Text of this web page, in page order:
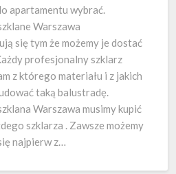
apartamentu wybrać.
Warszawa
się tym że możemy je dostać
profesjonalny szklarz
z którego materiału i z jakich
taką balustradę.
Warszawa musimy kupić
szklarza . Zawsze możemy
najpierw z…